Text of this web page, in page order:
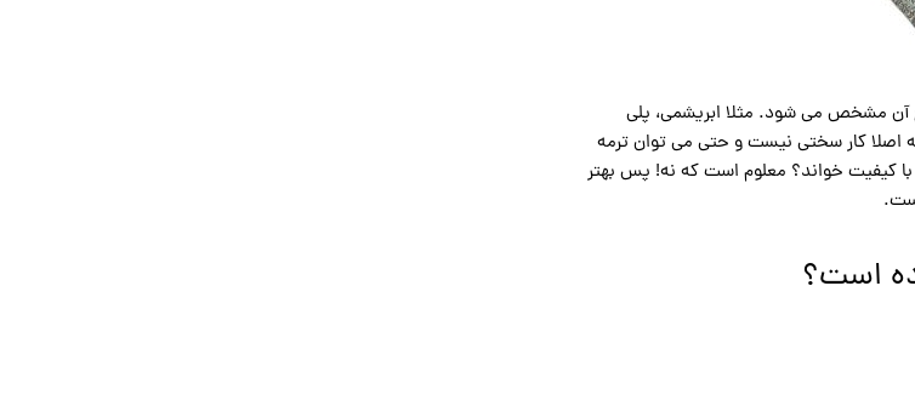
آن مشخص می شود. مثلا ابریشمی، پلی
اصلا کار سختی نیست و حتی می توان ترمه
با کیفیت خواند؟ معلوم است که نه! پس بهتر
است؟